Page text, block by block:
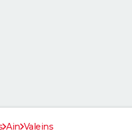
Ain Valeins